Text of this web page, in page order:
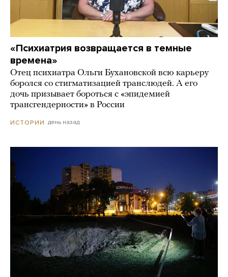
«Психиатрия возвращается в темные
времена»
Отец психиатра Ольги Бухановской всю карьеру
боролся со стигматизацией транслюдей. А его
дочь призывает бороться с «эпидемией
трансгендерности» в России
ИСТОРИИ день назад